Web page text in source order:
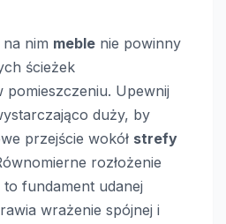
nim meble nie powinny
ścieżek
Upewnij
duży, by
przejście wokół strefy
rozłożenie
fundament udanej
wrażenie spójnej i